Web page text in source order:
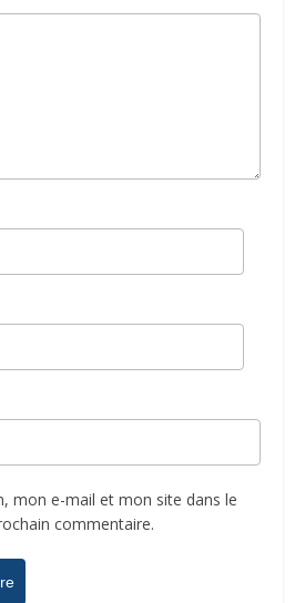
mon e-mail et mon site dans le
commentaire.